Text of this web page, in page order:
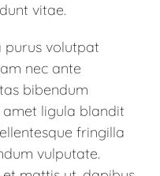
vitae.
purus volutpat
nec ante
bibendum
ligula blandit
fringilla
vulputate.